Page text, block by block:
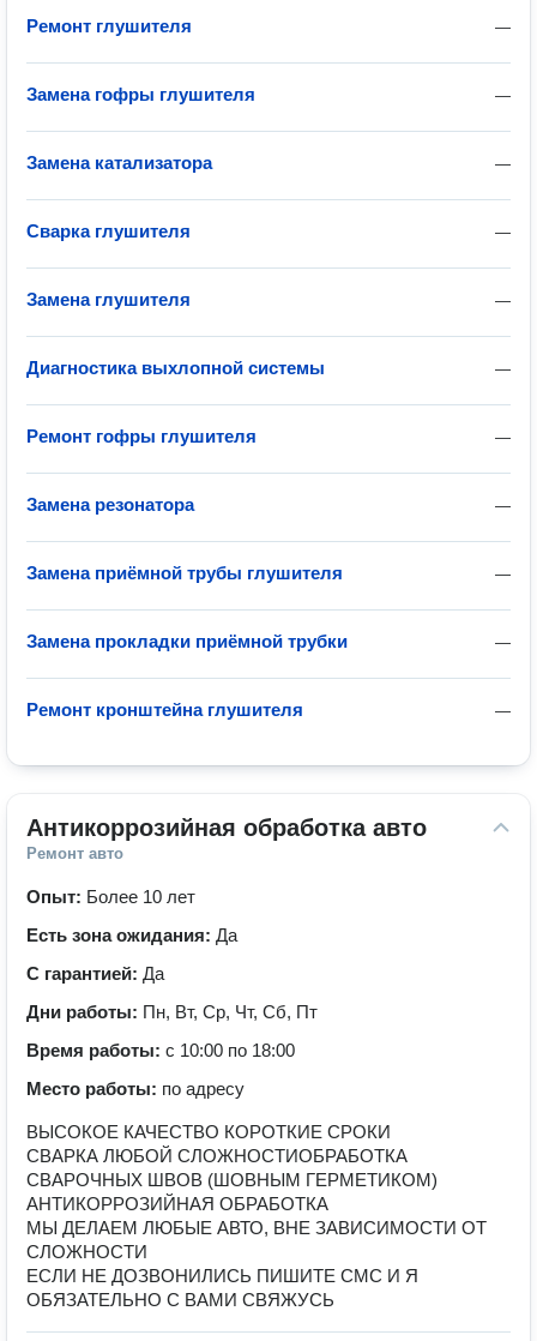
—
Ремонт глушителя
—
Замена гофры глушителя
—
Замена катализатора
—
Сварка глушителя
—
Замена глушителя
—
Диагностика выхлопной системы
—
Ремонт гофры глушителя
—
Замена резонатора
—
Замена приёмной трубы глушителя
—
Замена прокладки приёмной трубки
—
Ремонт кронштейна глушителя
Антикоррозийная обработка авто
Ремонт авто
Опыт: Более 10 лет
Есть зона ожидания: Да
С гарантией: Да
Дни работы: Пн, Вт, Ср, Чт, Сб, Пт
Время работы: с 10:00 по 18:00
Место работы: по адресу
ВЫСОКОЕ КАЧЕСТВО КОРОТКИЕ СРОКИ
СВАРКА ЛЮБОЙ СЛОЖНОСТИОБРАБОТКА
СВАРОЧНЫХ ШВОВ (ШОВНЫМ ГЕРМЕТИКОМ)
АНТИКОРРОЗИЙНАЯ ОБРАБОТКА
МЫ ДЕЛАЕМ ЛЮБЫЕ АВТО, ВНЕ ЗАВИСИМОСТИ ОТ
СЛОЖНОСТИ
ЕСЛИ НЕ ДОЗВОНИЛИСЬ ПИШИТЕ СМС И Я
ОБЯЗАТЕЛЬНО С ВАМИ СВЯЖУСЬ